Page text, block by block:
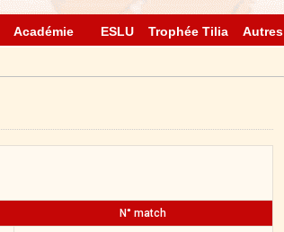
Académie ESLU Trophée Tilia Autres
N° match